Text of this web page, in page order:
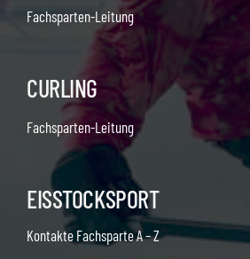
Fachsparten-Leitung
CURLING
Fachsparten-Leitung
EISSTOCKSPORT
Kontakte Fachsparte A – Z